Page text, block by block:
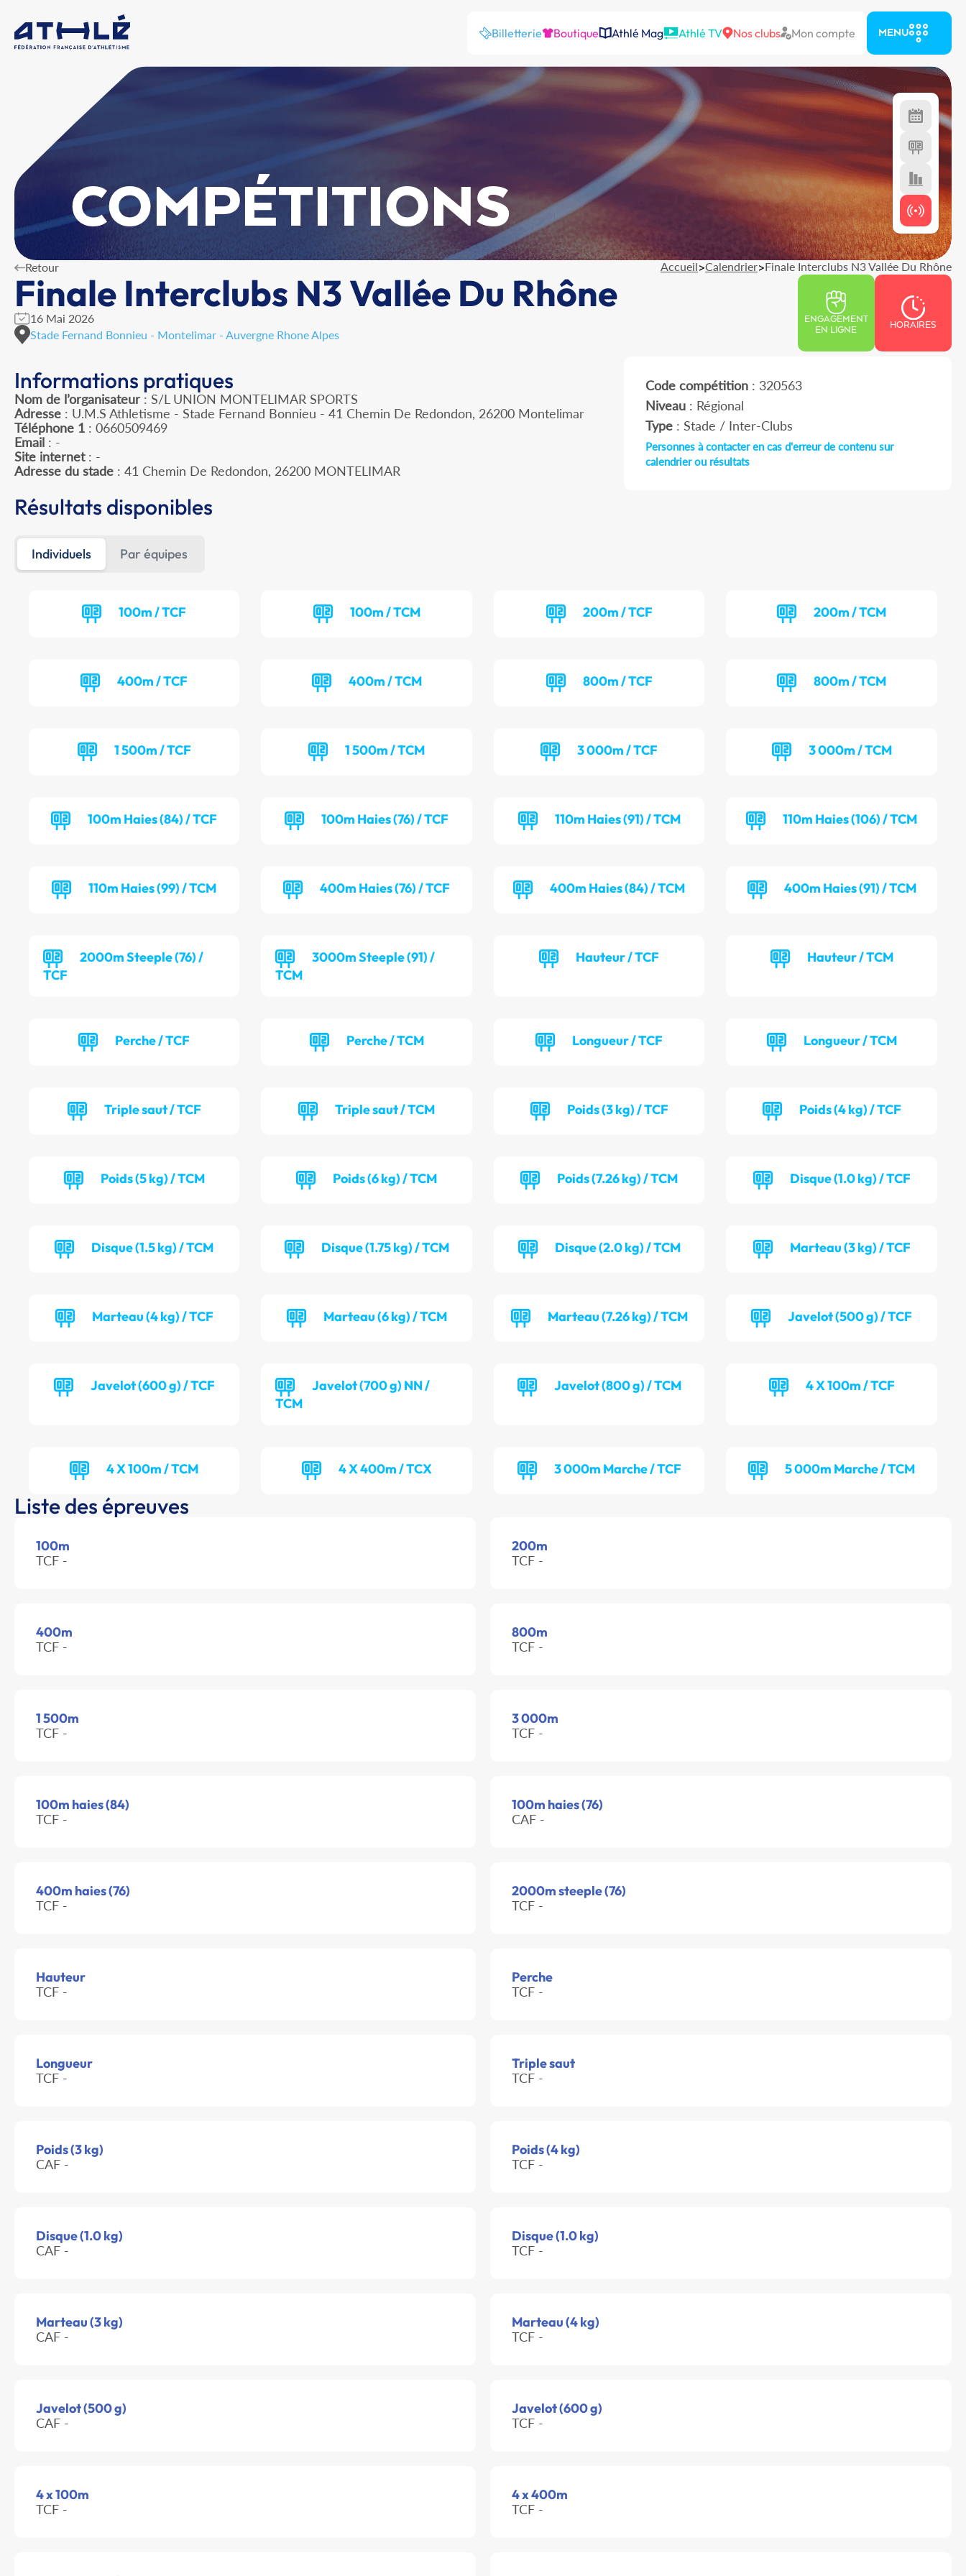
Billetterie Boutique Athlé Mag Athlé TV Nos clubs Mon compte MENU
COMPÉTITIONS
Retour Accueil>Calendrier>Finale Interclubs N3 Vallée Du Rhône
Finale Interclubs N3 Vallée Du Rhône
16 Mai 2026
Stade Fernand Bonnieu - Montelimar - Auvergne Rhone Alpes
ENGAGEMENT
EN LIGNE
HORAIRES
Informations pratiques
Nom de l’organisateur : S/L UNION MONTELIMAR SPORTS
Adresse : U.M.S Athletisme - Stade Fernand Bonnieu - 41 Chemin De Redondon, 26200 Montelimar
Téléphone 1 : 0660509469
Email : -
Site internet: -
Adresse du stade : 41 Chemin De Redondon, 26200 MONTELIMAR
Code compétition: 320563
Niveau: Régional
Type: Stade / Inter-Clubs
Personnes à contacter en cas d'erreur de contenu sur
calendrier ou résultats
Résultats disponibles
Individuels Par équipes
100m / TCF 100m / TCM 200m / TCF 200m / TCM
400m / TCF 400m / TCM 800m / TCF 800m / TCM
1 500m / TCF 1 500m / TCM 3 000m / TCF 3 000m / TCM
100m Haies (84) / TCF 100m Haies (76) / TCF 110m Haies (91) / TCM 110m Haies (106) / TCM
110m Haies (99) / TCM 400m Haies (76) / TCF 400m Haies (84) / TCM 400m Haies (91) / TCM
2000m Steeple (76) /
TCF
3000m Steeple (91) /
TCM
Hauteur / TCF Hauteur / TCM
Perche / TCF Perche / TCM Longueur / TCF Longueur / TCM
Triple saut / TCF Triple saut / TCM Poids (3 kg) / TCF Poids (4 kg) / TCF
Poids (5 kg) / TCM Poids (6 kg) / TCM Poids (7.26 kg) / TCM Disque (1.0 kg) / TCF
Disque (1.5 kg) / TCM Disque (1.75 kg) / TCM Disque (2.0 kg) / TCM Marteau (3 kg) / TCF
Marteau (4 kg) / TCF Marteau (6 kg) / TCM Marteau (7.26 kg) / TCM Javelot (500 g) / TCF
Javelot (600 g) / TCF
Javelot (700 g) NN /
TCM
Javelot (800 g) / TCM 4 X 100m / TCF
4 X 100m / TCM 4 X 400m / TCX 3 000m Marche / TCF 5 000m Marche / TCM
Liste des épreuves
100m
TCF -
200m
TCF -
400m
TCF -
800m
TCF -
1 500m
TCF -
3 000m
TCF -
100m haies (84)
TCF -
100m haies (76)
CAF -
400m haies (76)
TCF -
2000m steeple (76)
TCF -
Hauteur
TCF -
Perche
TCF -
Longueur
TCF -
Triple saut
TCF -
Poids (3 kg)
CAF -
Poids (4 kg)
TCF -
Disque (1.0 kg)
CAF -
Disque (1.0 kg)
TCF -
Marteau (3 kg)
CAF -
Marteau (4 kg)
TCF -
Javelot (500 g)
CAF -
Javelot (600 g)
TCF -
4 x 100m
TCF -
4 x 400m
TCF -